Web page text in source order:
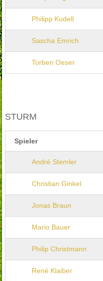
Philipp Kudell
Sascha Emrich
Torben Oeser
STURM
Spieler
André Stemler
Christian Ginkel
Jonas Braun
Mario Bauer
Philip Christmann
René Klaiber